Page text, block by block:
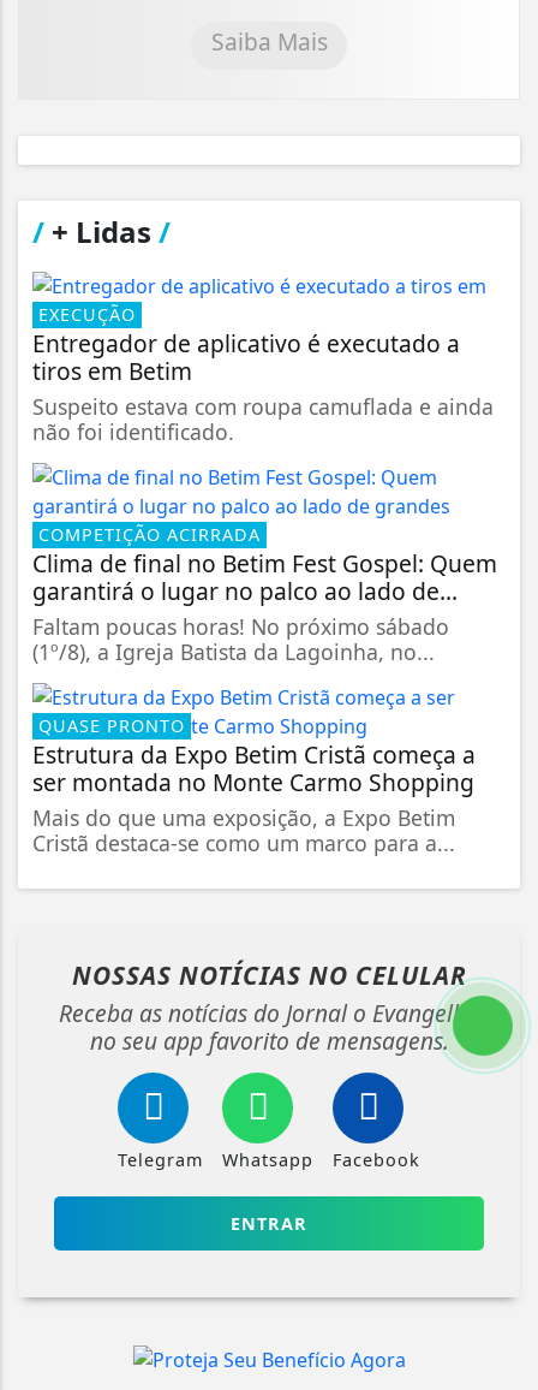
Saiba Mais
/ + Lidas /
EXECUÇÃO
Entregador de aplicativo é executado a
tiros em Betim
Suspeito estava com roupa camuflada e ainda
não foi identificado.
COMPETIÇÃO ACIRRADA
Clima de final no Betim Fest Gospel: Quem
garantirá o lugar no palco ao lado de...
Faltam poucas horas! No próximo sábado
(1º/8), a Igreja Batista da Lagoinha, no...
QUASE PRONTO
Estrutura da Expo Betim Cristã começa a
ser montada no Monte Carmo Shopping
Mais do que uma exposição, a Expo Betim
Cristã destaca-se como um marco para a...
NOSSAS NOTÍCIAS NO CELULAR
Receba as notícias do Jornal o Evangelho
no seu app favorito de mensagens.
Telegram Whatsapp Facebook
ENTRAR